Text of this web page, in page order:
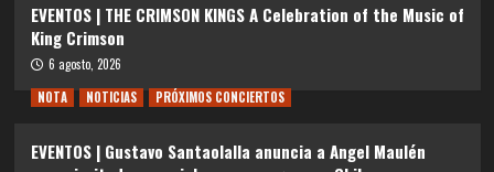
EVENTOS | THE CRIMSON KINGS A Celebration of the Music of
King Crimson
6 agosto, 2026
NOTA
NOTICIAS PRÓXIMOS CONCIERTOS
EVENTOS | Gustavo Santaolalla anuncia a Angel Maulén